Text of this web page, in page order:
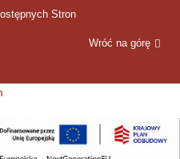
Stron
Wróć na górę